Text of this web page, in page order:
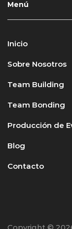
Menú
Inicio
Sobre Nosotros
Team Building
Team Bonding
Producción de
Blog
Contacto
Copyright ©